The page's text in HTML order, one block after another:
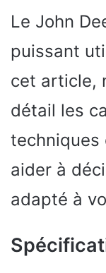
Le John
puissant
cet article,
détail les
techniques
aider à
adapté à